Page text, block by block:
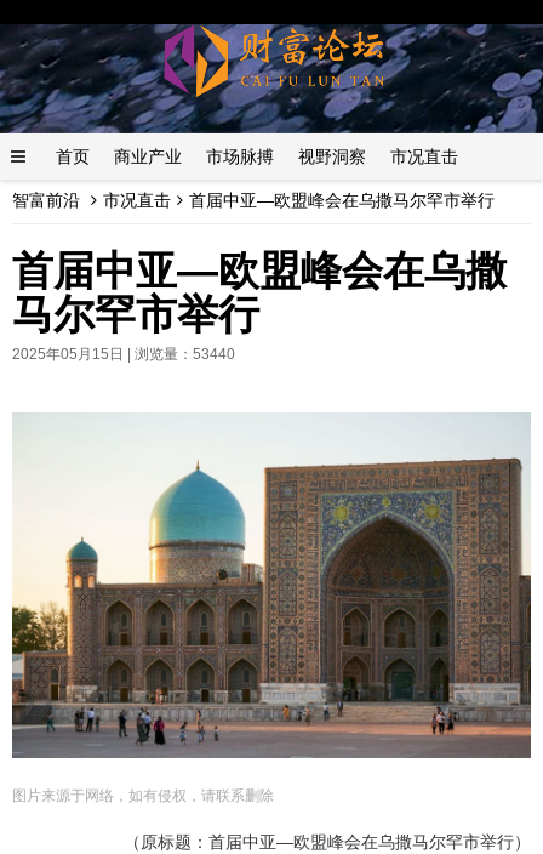
首页 商业产业 市场脉搏 视野洞察 市况直击
数字经济 黄金市场 财界风云 基金
智富前沿 市况直击 首届中亚―欧盟峰会在乌撒马尔罕市举行
首届中亚―欧盟峰会在乌撒
马尔罕市举行
2025年05月15日 | 浏览量：53440
图片来源于网络，如有侵权，请联系删除
（原标题：首届中亚―欧盟峰会在乌撒马尔罕市举行）